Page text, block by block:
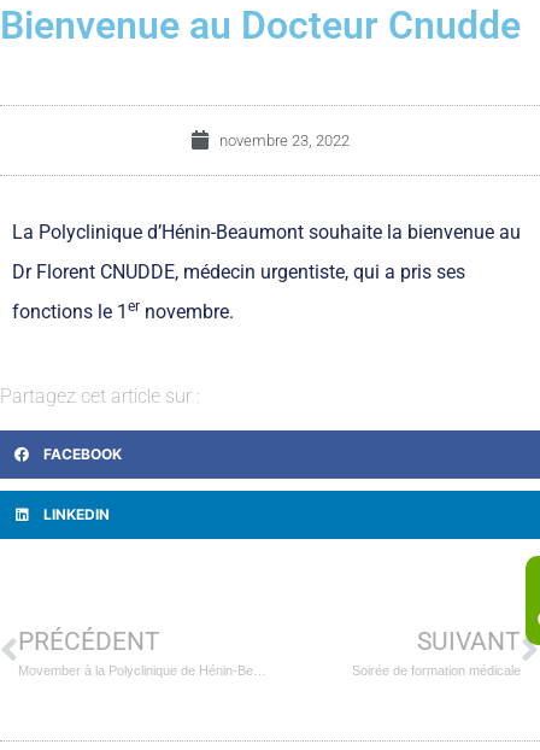
Bienvenue au Docteur Cnudde
novembre 23, 2022
La Polyclinique d’Hénin-Beaumont souhaite la bienvenue au
Dr Florent CNUDDE, médecin urgentiste, qui a pris ses
fonctions le 1 er novembre.
Partagez cet article sur :
FACEBOOK
LINKEDIN
PRÉCÉDENT SUIVANT
Soirée de formation médicale